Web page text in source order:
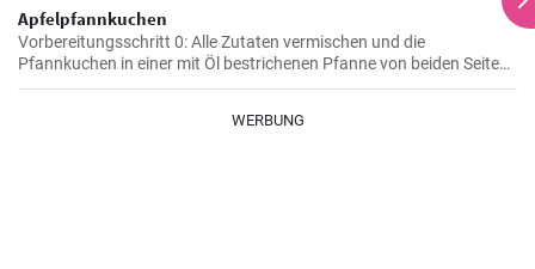
Apfelpfannkuchen
Vorbereitungsschritt 0: Alle Zutaten vermischen und die
Pfannkuchen in einer mit Öl bestrichenen Pfanne von beiden Seiten
braten.
WERBUNG